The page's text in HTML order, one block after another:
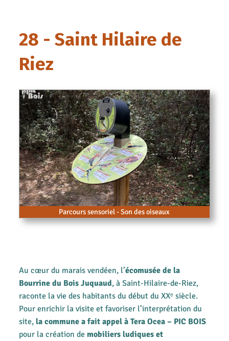
28 - Saint Hilaire de
Riez
Parcours sensoriel - Son des oiseaux
Au cœur du marais vendéen, l’écomusée de la
Bourrine du Bois Juquaud, à Saint-Hilaire-de-Riez,
raconte la vie des habitants du début du XXᵉ siècle.
Pour enrichir la visite et favoriser l’interprétation du
site, la commune a fait appel à Tera Ocea – PIC BOIS
pour la création de mobiliers ludiques et